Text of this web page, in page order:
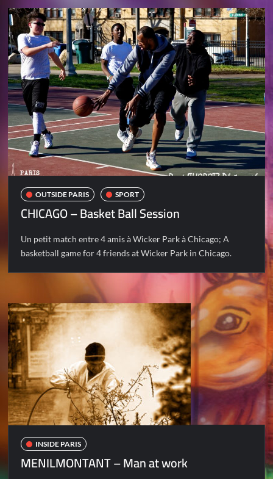
OUTSIDE PARIS SPORT
CHICAGO – Basket Ball Session
Un petit match entre 4 amis à Wicker Park à Chicago; A
basketball game for 4 friends at Wicker Park in Chicago.
INSIDE PARIS
MENILMONTANT – Man at work